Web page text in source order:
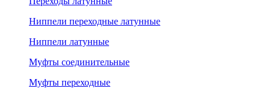
Ниппели переходные латунные
Ниппели латунные
Муфты соединительные
Муфты переходные